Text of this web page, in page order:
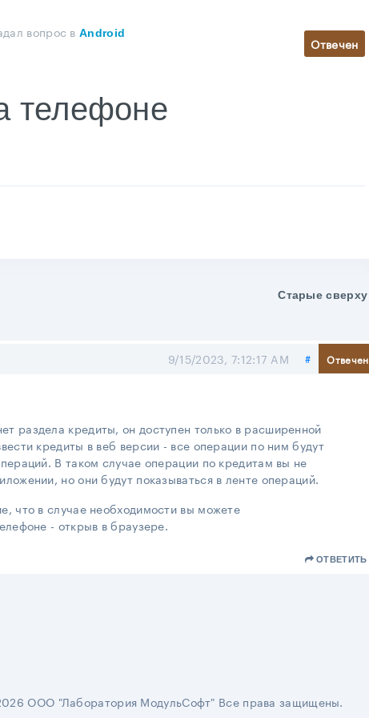
вопрос в Android
Отвечен
телефоне
Старые сверху
Отвечен
#Поделиться
9/15/2023, 7:12:17 AM
раздела кредиты, он доступен только в расширенной
кредиты в веб версии - все операции по ним будут
В таком случае операции по кредитам вы не
но они будут показываться в ленте операций.
что в случае необходимости вы можете
- открыв в браузере.
ОТВЕТИТЬ
ООО "Лаборатория МодульСофт" Все права защищены.